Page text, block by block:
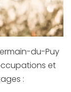
du-Puy
et
: